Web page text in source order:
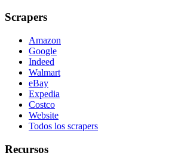
Scrapers
Amazon
Google
Indeed
Walmart
eBay
Expedia
Costco
Website
Todos los scrapers
Recursos